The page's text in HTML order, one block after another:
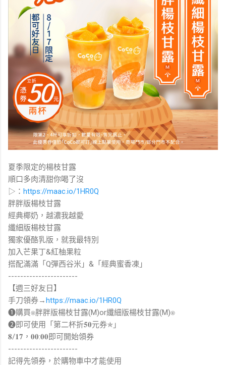
夏季限定的楊枝甘露
順口多肉清甜你喝了沒
▷： https://maac.io/1HR0Q
胖胖版楊枝甘露
經典椰奶，越濃我越愛
纖細版楊枝甘露
獨家優酪乳版，就我最特別
加入芒果丁&紅柚果粒
搭配滿滿「Q彈西谷米」&「經典蜜香凍」
-----------------------
【週三好友日】
手刀領券→https://maac.io/1HR0Q
➊購買⍟胖胖版楊枝甘露(M)or纖細版楊枝甘露(M)⍟
➋即可使用「第二杯折𝟓𝟎元券✯」
𝟖/𝟏𝟕，𝟎𝟎:𝟎𝟎即可開始領券
-----------------------
記得先領券，於購物車中才能使用